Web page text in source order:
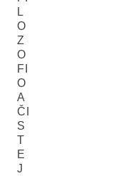
L
O
Z
O
FI
O
A
ČI
S
T
E
J